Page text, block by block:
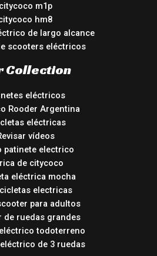
citycoco m1p
hm8
de largo alcance
scooters eléctricos
Collection
eléctricos
Rooder Argentina
eléctricas
vídeos
patinete electrico
de citycoco
eléctrica mocha
electricas
para adultos
de ruedas grandes
todoterreno
de 3 ruedas